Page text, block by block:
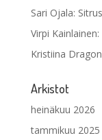
Sari Ojala:
Virpi Kainlainen:
Kristiina Dragon
Arkistot
heinäkuu 2026
tammikuu 2025